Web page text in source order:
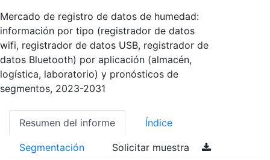
Mercado de registro de datos de humedad:
información por tipo (registrador de datos
wifi, registrador de datos USB, registrador de
datos Bluetooth) por aplicación (almacén,
logística, laboratorio) y pronósticos de
segmentos, 2023-2031
Resumen del informe Índice
Segmentación Solicitar muestra